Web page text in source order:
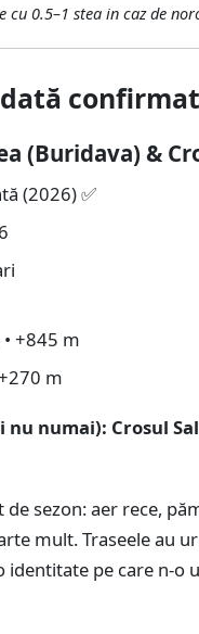
cu 0.5–1 stea in caz de
(Buridava) &
(2026) ✅
+845 m
m
nu numai): Crosul
sezon: aer rece,
mult. Traseele au
pe care n-o